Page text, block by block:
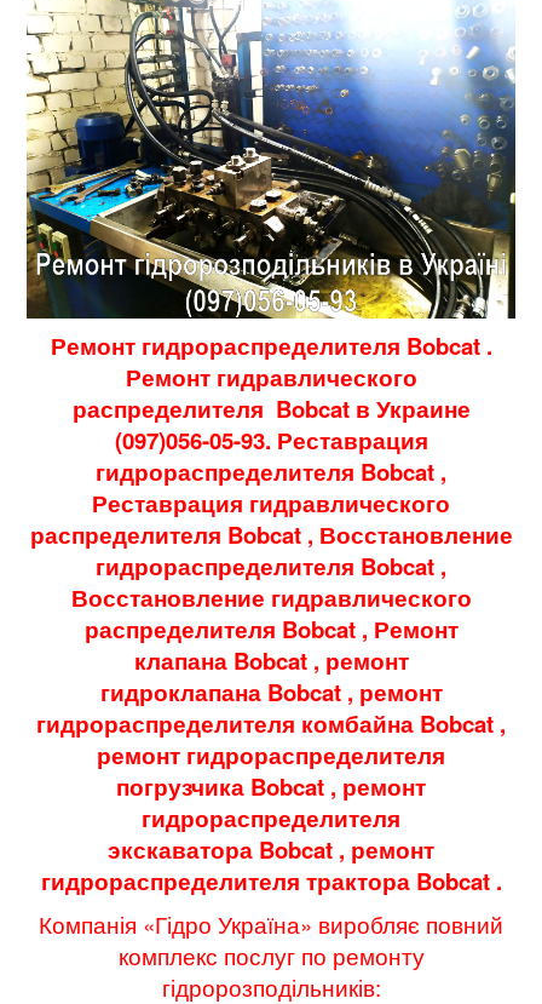
Ремонт гидрораспределителя Bobcat .
Ремонт гидравлического
распределителя Bobcat в Украине
(097)056-05-93. Реставрация
гидрораспределителя Bobcat ,
Реставрация гидравлического
распределителя Bobcat , Восстановление
гидрораспределителя Bobcat ,
Восстановление гидравлического
распределителя Bobcat , Ремонт
клапана Bobcat , ремонт
гидроклапана Bobcat , ремонт
гидрораспределителя комбайна Bobcat ,
ремонт гидрораспределителя
погрузчика Bobcat , ремонт
гидрораспределителя
экскаватора Bobcat , ремонт
гидрораспределителя трактора Bobcat .
Компанія «Гідро Україна» виробляє повний
комплекс послуг по ремонту
гідророзподільників: